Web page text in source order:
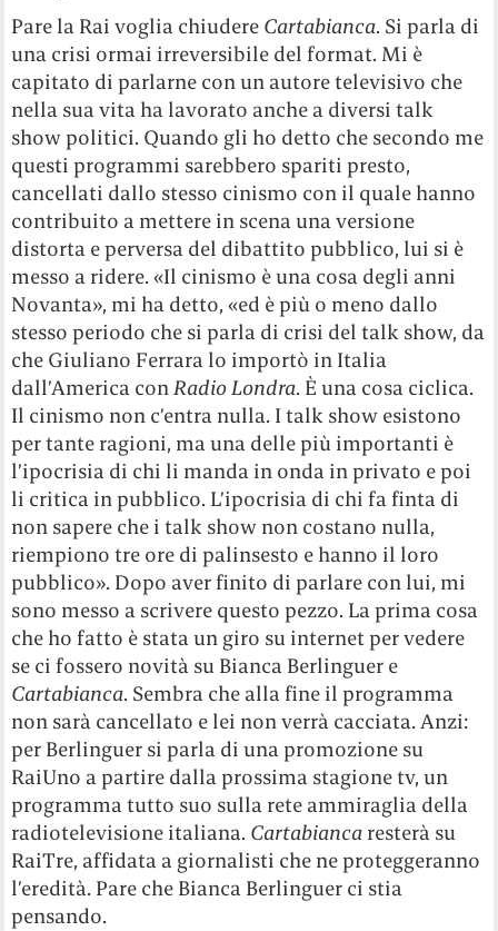
Pare la Rai voglia chiudere Cartabianca. Si parla di
una crisi ormai irreversibile del format. Mi è
capitato di parlarne con un autore televisivo che
nella sua vita ha lavorato anche a diversi talk
show politici. Quando gli ho detto che secondo me
questi programmi sarebbero spariti presto,
cancellati dallo stesso cinismo con il quale hanno
contribuito a mettere in scena una versione
distorta e perversa del dibattito pubblico, lui si è
messo a ridere. «Il cinismo è una cosa degli anni
Novanta», mi ha detto, «ed è più o meno dallo
stesso periodo che si parla di crisi del talk show, da
che Giuliano Ferrara lo importò in Italia
dall’America conRadio Londra. È una cosa ciclica.
Il cinismo non c’entra nulla. I talk show esistono
per tante ragioni, ma una delle più importanti è
l’ipocrisia di chi li manda in onda in privato e poi
li critica in pubblico. L’ipocrisia di chi fa finta di
non sapere che i talk show non costano nulla,
riempiono tre ore di palinsesto e hanno il loro
pubblico». Dopo aver finito di parlare con lui, mi
sono messo a scrivere questo pezzo. La prima cosa
che ho fatto è stata un giro su internet per vedere
se ci fossero novità su Bianca Berlinguer e
Cartabianca. Sembra che alla fine il programma
non sarà cancellato e lei non verrà cacciata. Anzi:
per Berlinguer si parla di una promozione su
RaiUno a partire dalla prossima stagione tv, un
programma tutto suo sulla rete ammiraglia della
radiotelevisione italiana. Cartabianca resterà su
RaiTre, affidata a giornalisti che ne proteggeranno
l’eredità. Pare che Bianca Berlinguer ci stia
pensando.